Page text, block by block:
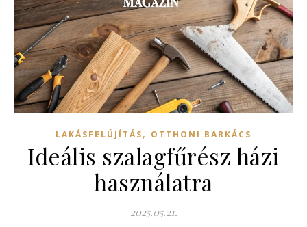
LAKÁSFELÚJÍTÁS, OTTHONI BARKÁCS
Ideális szalagfűrész házi
használatra
2025.05.21.